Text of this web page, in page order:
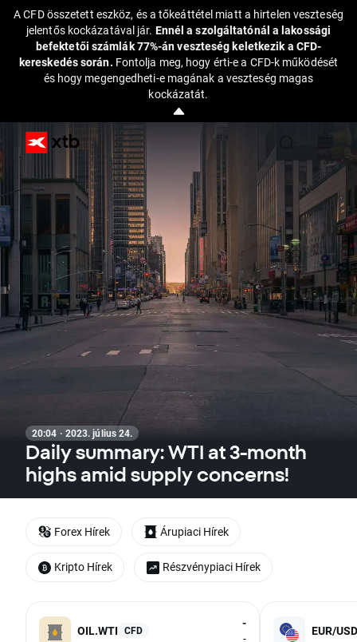
A CFD összetett eszköz, és a tőkeáttétel miatt a hirtelen veszteség
jelentős kockázatával jár. Ennél a szolgáltatónál a lakossági
befektetői számlák 77%-án veszteség keletkezik a CFD-
kereskedés során. Fontolja meg, hogy érti-e a CFD-k működését
és hogy megengedheti-e magának a veszteség magas
kockázatát.
20:04 · 2023. július 24.
Daily summary: WTI at 3-month
highs amid supply concerns!
OIL.WTI CFD
-
-
EUR/USD
Forex Hírek Árupiaci Hírek
Kripto Hírek Részvénypiaci Hírek